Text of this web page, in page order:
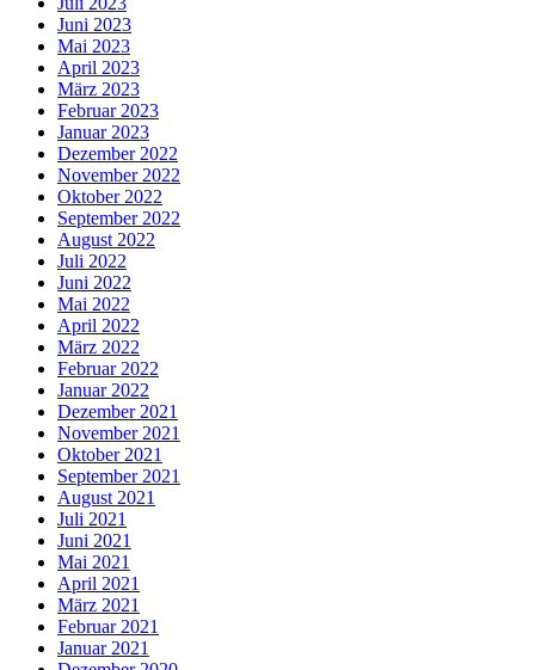
Juni 2023
Mai 2023
April 2023
März 2023
Februar 2023
Januar 2023
Dezember 2022
November 2022
Oktober 2022
September 2022
August 2022
Juli 2022
Juni 2022
Mai 2022
April 2022
März 2022
Februar 2022
Januar 2022
Dezember 2021
November 2021
Oktober 2021
September 2021
August 2021
Juli 2021
Juni 2021
Mai 2021
April 2021
März 2021
Februar 2021
Januar 2021